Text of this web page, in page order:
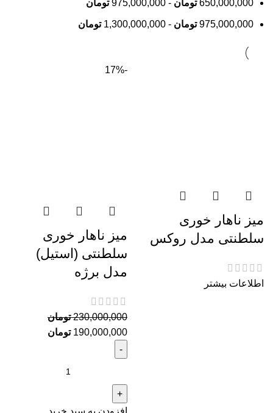
650,000,000 تومان -
975,000,000 تومان
975,000,000 تومان -
1,300,000,000 تومان
میز ناهار خوری
سلطنتی مدل روکس
اطلاعات بیشتر
-17%
میز ناهار خوری
سلطنتی (استیل)
مدل برژه
230,000,000 تومان
190,000,000 تومان
افزودن به سبد خرید